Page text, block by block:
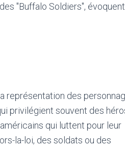
"Buffalo Soldiers",
représentation des
privilégient souvent des
qui luttent pour leur
la-loi, des soldats ou des